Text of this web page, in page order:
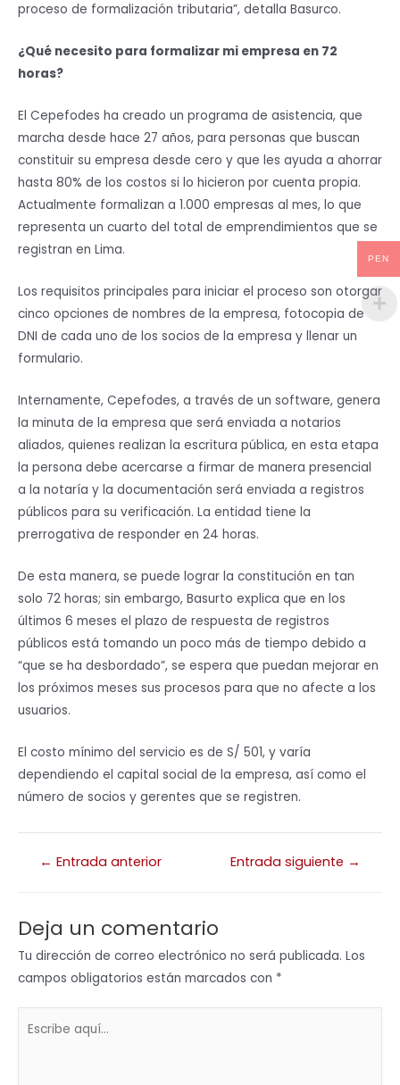
proceso de formalización tributaria”, detalla Basurco.
¿Qué necesito para formalizar mi empresa en 72
horas?
El Cepefodes ha creado un programa de asistencia, que
marcha desde hace 27 años, para personas que buscan
constituir su empresa desde cero y que les ayuda a ahorrar
hasta 80% de los costos si lo hicieron por cuenta propia.
Actualmente formalizan a 1.000 empresas al mes, lo que
representa un cuarto del total de emprendimientos que se
registran en Lima.
Los requisitos principales para iniciar el proceso son otorgar
cinco opciones de nombres de la empresa, fotocopia de
DNI de cada uno de los socios de la empresa y llenar un
formulario.
Internamente, Cepefodes, a través de un software, genera
la minuta de la empresa que será enviada a notarios
aliados, quienes realizan la escritura pública, en esta etapa
la persona debe acercarse a firmar de manera presencial
a la notaría y la documentación será enviada a registros
públicos para su verificación. La entidad tiene la
prerrogativa de responder en 24 horas.
De esta manera, se puede lograr la constitución en tan
solo 72 horas; sin embargo, Basurto explica que en los
últimos 6 meses el plazo de respuesta de registros
públicos está tomando un poco más de tiempo debido a
“que se ha desbordado”, se espera que puedan mejorar en
los próximos meses sus procesos para que no afecte a los
usuarios.
El costo mínimo del servicio es de S/ 501, y varía
dependiendo el capital social de la empresa, así como el
número de socios y gerentes que se registren.
← Entrada anterior Entrada siguiente →
Deja un comentario
Tu dirección de correo electrónico no será publicada. Los
campos obligatorios están marcados con *
PEN